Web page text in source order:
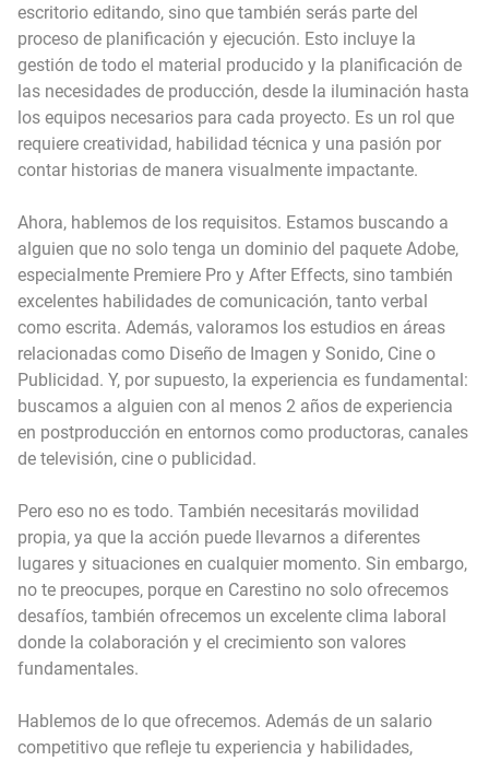
escritorio editando, sino que también serás parte del
proceso de planificación y ejecución. Esto incluye la
gestión de todo el material producido y la planificación de
las necesidades de producción, desde la iluminación hasta
los equipos necesarios para cada proyecto. Es un rol que
requiere creatividad, habilidad técnica y una pasión por
contar historias de manera visualmente impactante.
Ahora, hablemos de los requisitos. Estamos buscando a
alguien que no solo tenga un dominio del paquete Adobe,
especialmente Premiere Pro y After Effects, sino también
excelentes habilidades de comunicación, tanto verbal
como escrita. Además, valoramos los estudios en áreas
relacionadas como Diseño de Imagen y Sonido, Cine o
Publicidad. Y, por supuesto, la experiencia es fundamental:
buscamos a alguien con al menos 2 años de experiencia
en postproducción en entornos como productoras, canales
de televisión, cine o publicidad.
Pero eso no es todo. También necesitarás movilidad
propia, ya que la acción puede llevarnos a diferentes
lugares y situaciones en cualquier momento. Sin embargo,
no te preocupes, porque en Carestino no solo ofrecemos
desafíos, también ofrecemos un excelente clima laboral
donde la colaboración y el crecimiento son valores
fundamentales.
Hablemos de lo que ofrecemos. Además de un salario
competitivo que refleje tu experiencia y habilidades,